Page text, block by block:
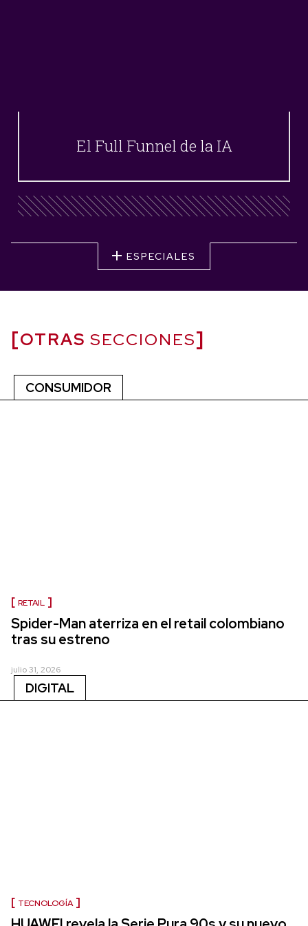
El Full Funnel de la IA
ESPECIALES
OTRAS SECCIONES
CONSUMIDOR
RETAIL
Spider-Man aterriza en el retail colombiano
tras su estreno
julio 31, 2026
DIGITAL
TECNOLOGÍA